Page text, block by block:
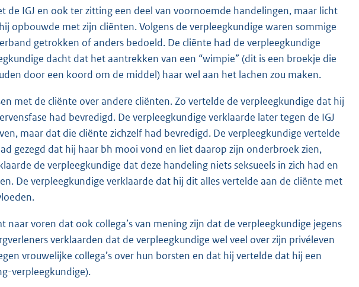
de IGJ en ook ter zitting een deel van voornoemde handelingen, maar licht
opbouwde met zijn cliënten. Volgens de verpleegkundige waren sommige
getrokken of anders bedoeld. De cliënte had de verpleegkundige
dacht dat het aantrekken van een “wimpie” (dit is een broekje die
door een koord om de middel) haar wel aan het lachen zou maken.
met de cliënte over andere cliënten. Zo vertelde de verpleegkundige dat hij
had bevredigd. De verpleegkundige verklaarde later tegen de IGJ
maar dat die cliënte zichzelf had bevredigd. De verpleegkundige vertelde
gezegd dat hij haar bh mooi vond en liet daarop zijn onderbroek zien,
de verpleegkundige dat deze handeling niets seksueels in zich had en
De verpleegkundige verklaarde dat hij dit alles vertelde aan de cliënte met
voren dat ook collega’s van mening zijn dat de verpleegkundige jegens
verklaarden dat de verpleegkundige wel veel over zijn privéleven
vrouwelijke collega’s over hun borsten en dat hij vertelde dat hij een
verpleegkundige).